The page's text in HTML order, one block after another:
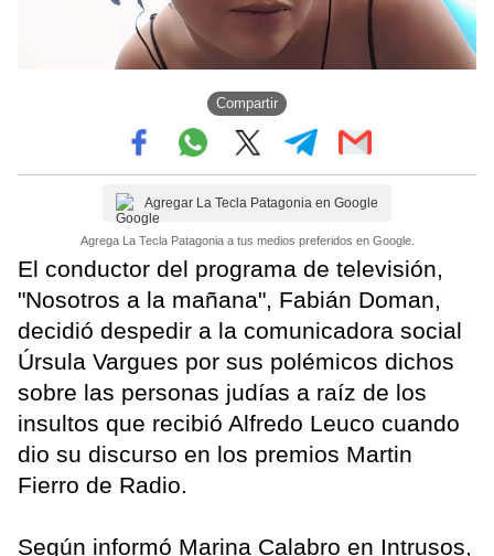
Compartir
Agregar La Tecla Patagonia en Google
Agrega La Tecla Patagonia a tus medios preferidos en Google.
El conductor del programa de televisión,
"Nosotros a la mañana", Fabián Doman,
decidió despedir a la comunicadora social
Úrsula Vargues por sus polémicos dichos
sobre las personas judías a raíz de los
insultos que recibió Alfredo Leuco cuando
dio su discurso en los premios Martin
Fierro de Radio.
Según informó Marina Calabro en Intrusos,